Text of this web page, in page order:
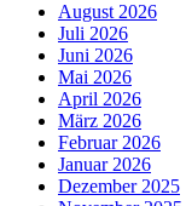
August 2026
Juli 2026
Juni 2026
Mai 2026
April 2026
März 2026
Februar 2026
Januar 2026
Dezember 2025